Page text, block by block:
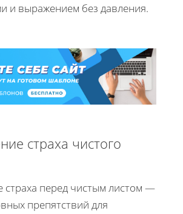
и выражением без давления.
страха чистого
страха перед чистым листом —
препятствий для